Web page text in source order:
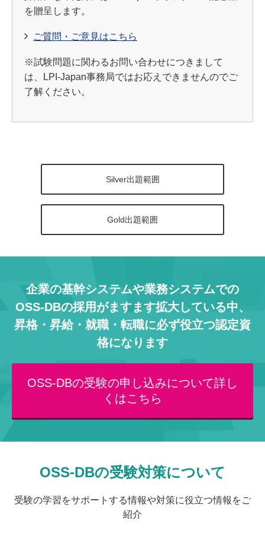
を贈呈します。
ご質問・ご意見はこちら
※試験問題に関わるお問い合わせにつきまして
は、LPI-Japan事務局ではお応えできませんのでご
了解ください。
Silver出題範囲
Gold出題範囲
企業の基幹システムや業務システムでの
OSS-DBの採用がますます拡大している中、
昇格・昇給・就職・転職に必ず役立つ認定資
格になります
OSS-DBの受験の申し込みについて詳し
くはこちら
OSS-DBの受験対策について
受験の学習をサポートする情報や対策に役立つ情報をご
紹介